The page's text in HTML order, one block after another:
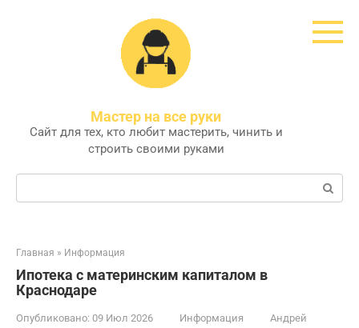
Мастер на все руки
Сайт для тех, кто любит мастерить, чинить и
строить своими руками
Поиск:
Главная » Информация
Ипотека с материнским капиталом в
Краснодаре
Опубликовано: 09 Июл 2026 Информация
Андрей